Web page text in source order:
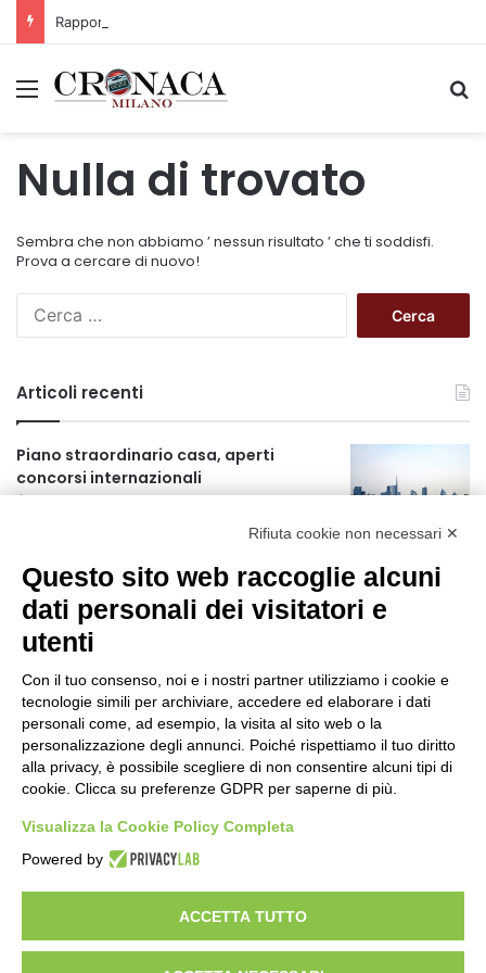
Rapporto OsMed 2025 sull’uso dei farmaci in Italia
Menu
Nulla di trovato
Sembra che non abbiamo ’ nessun risultato ’ che ti soddisfi.
Prova a cercare di nuovo!
c
a
e
:
Articoli recenti
Piano straordinario casa, aperti
concorsi internazionali
farmaci in Italia
12 ore fa
Un nuovo modello di IA stima il volume
dei ghiacciai del pianeta
13 ore fa
Manutenzione strade, nel biennio
2026-27 investiti 56 milioni
1 giorno fa
Il codice segreto dei neuroni: la
memoria della nascita che costruisce il
cervello
Rifiuta cookie non necessari ✕
Questo sito web raccoglie alcuni
dati personali dei visitatori e
utenti
Con il tuo consenso, noi e i nostri partner utilizziamo i cookie e
tecnologie simili per archiviare, accedere ed elaborare i dati
personali come, ad esempio, la visita al sito web o la
personalizzazione degli annunci. Poiché rispettiamo il tuo diritto
alla privacy, è possibile scegliere di non consentire alcuni tipi di
cookie. Clicca su preferenze GDPR per saperne di più.
Visualizza la Cookie Policy Completa
Powered by
ACCETTA TUTTO